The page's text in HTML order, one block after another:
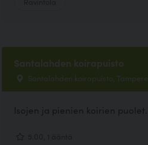
Santalahden koirapuisto
Santalahden koirapuisto, Tampere
Isojen ja pienien koirien puolet.